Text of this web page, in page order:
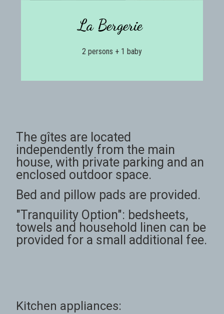
La Bergerie
2 persons + 1 baby
The gîtes are located
independently from the main
house, with private parking and an
enclosed outdoor space.
Bed and pillow pads are provided.
"Tranquility Option": bedsheets,
towels and household linen can be
provided for a small additional fee.
Kitchen appliances: